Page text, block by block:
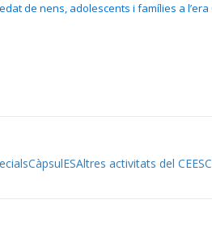
de nens, adolescents i famílies a l’era
CàpsulESAltres activitats del CEESC